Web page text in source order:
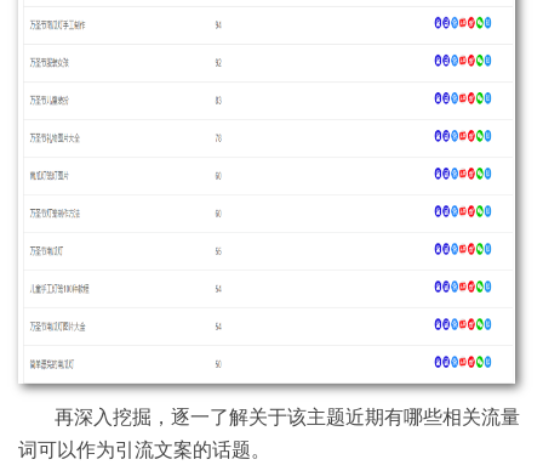
再深入挖掘，逐一了解关于该主题近期有哪些相关流量
词可以作为引流文案的话题。